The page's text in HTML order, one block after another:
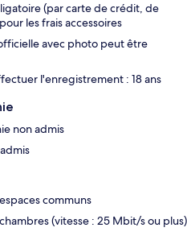
(par carte de crédit, de
les frais accessoires
avec photo peut être
l'enregistrement : 18 ans
non admis
communs
(vitesse : 25 Mbit/s ou plus)